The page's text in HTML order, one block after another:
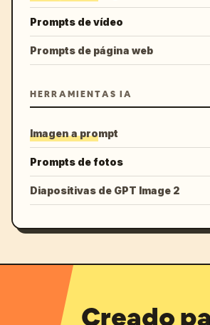
Prompts de vídeo
Prompts de página web
HERRAMIENTAS IA
Imagen a prompt
Prompts de fotos
Diapositivas de GPT Image 2
Creado